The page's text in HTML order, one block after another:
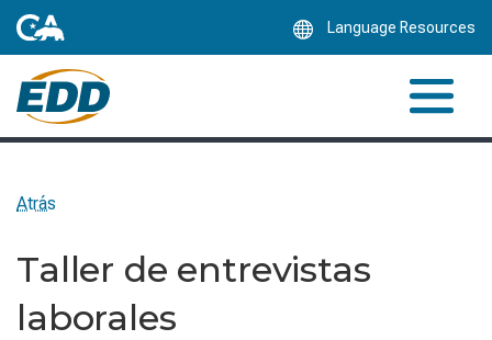
Language Resources
Atrás
Taller de entrevistas
laborales